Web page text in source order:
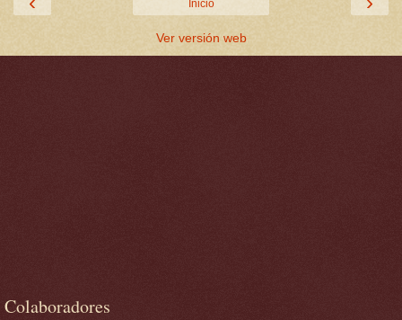
Inicio
Ver versión web
Colaboradores